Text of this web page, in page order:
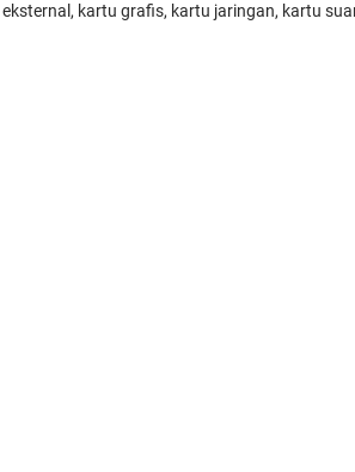
kartu grafis, kartu jaringan, kartu